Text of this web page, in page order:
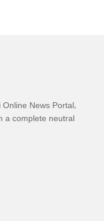
News Portal,
a complete neutral